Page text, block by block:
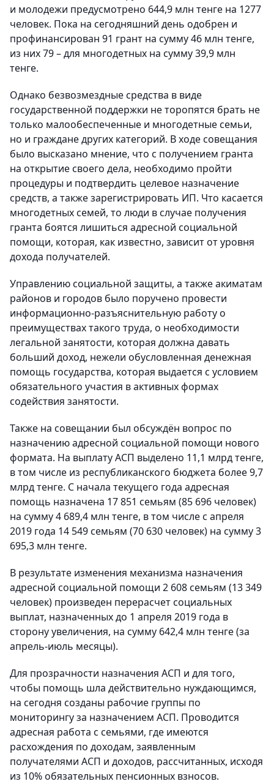
и молодежи предусмотрено 644,9 млн тенге на 1277
человек. Пока на сегодняшний день одобрен и
профинансирован 91 грант на сумму 46 млн тенге,
из них 79 – для многодетных на сумму 39,9 млн
тенге.
Однако безвозмездные средства в виде
государственной поддержки не торопятся брать не
только малообеспеченные и многодетные семьи,
но и граждане других категорий. В ходе совещания
было высказано мнение, что с получением гранта
на открытие своего дела, необходимо пройти
процедуры и подтвердить целевое назначение
средств, а также зарегистрировать ИП. Что касается
многодетных семей, то люди в случае получения
гранта боятся лишиться адресной социальной
помощи, которая, как известно, зависит от уровня
дохода получателей.
Управлению социальной защиты, а также акиматам
районов и городов было поручено провести
информационно-разъяснительную работу о
преимуществах такого труда, о необходимости
легальной занятости, которая должна давать
больший доход, нежели обусловленная денежная
помощь государства, которая выдается с условием
обязательного участия в активных формах
содействия занятости.
Также на совещании был обсуждён вопрос по
назначению адресной социальной помощи нового
формата. На выплату АСП выделено 11,1 млрд тенге,
в том числе из республиканского бюджета более 9,7
млрд тенге. С начала текущего года адресная
помощь назначена 17 851 семьям (85 696 человек)
на сумму 4 689,4 млн тенге, в том числе с апреля
2019 года 14 549 семьям (70 630 человек) на сумму 3
695,3 млн тенге.
В результате изменения механизма назначения
адресной социальной помощи 2 608 семьям (13 349
человек) произведен перерасчет социальных
выплат, назначенных до 1 апреля 2019 года в
сторону увеличения, на сумму 642,4 млн тенге (за
апрель-июль месяцы).
Для прозрачности назначения АСП и для того,
чтобы помощь шла действительно нуждающимся,
на сегодня созданы рабочие группы по
мониторингу за назначением АСП. Проводится
адресная работа с семьями, где имеются
расхождения по доходам, заявленным
получателями АСП и доходов, рассчитанных, исходя
из 10% обязательных пенсионных взносов.